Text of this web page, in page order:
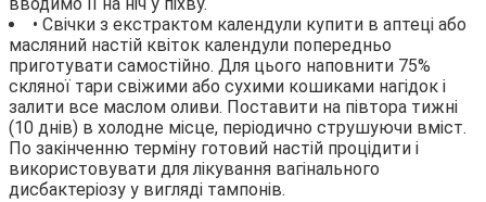
вводимо її на ніч у піхву.
• Свічки з екстрактом календули купити в аптеці або
масляний настій квіток календули попередньо
приготувати самостійно. Для цього наповнити 75%
скляної тари свіжими або сухими кошиками нагідок і
залити все маслом оливи. Поставити на півтора тижні
(10 днів) в холодне місце, періодично струшуючи вміст.
По закінченню терміну готовий настій процідити і
використовувати для лікування вагінального
дисбактеріозу у вигляді тампонів.